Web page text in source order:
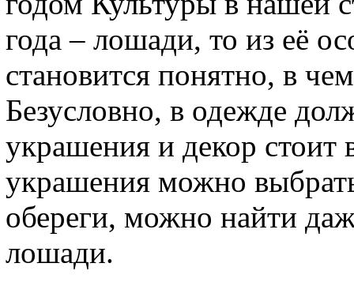
года – лошади, то из её
становится понятно, в
Безусловно, в одежде
украшения и декор стоит
украшения можно
обереги, можно найти
лошади.